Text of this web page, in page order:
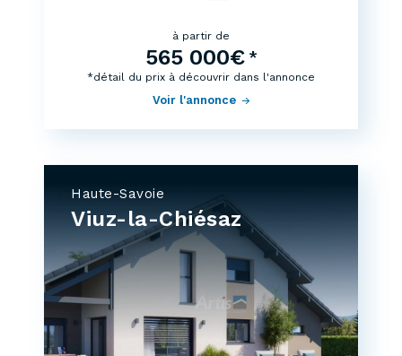
à partir de
565 000€ *
Voir l'annonce
*détail du prix à découvrir dans l'annonce
Haute-Savoie
Viuz-la-Chiésaz